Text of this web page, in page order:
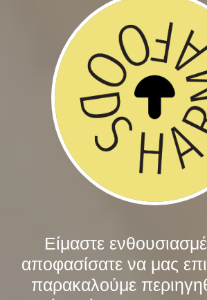
Είμαστε
αποφασίσατε να μας
παρακαλούμε